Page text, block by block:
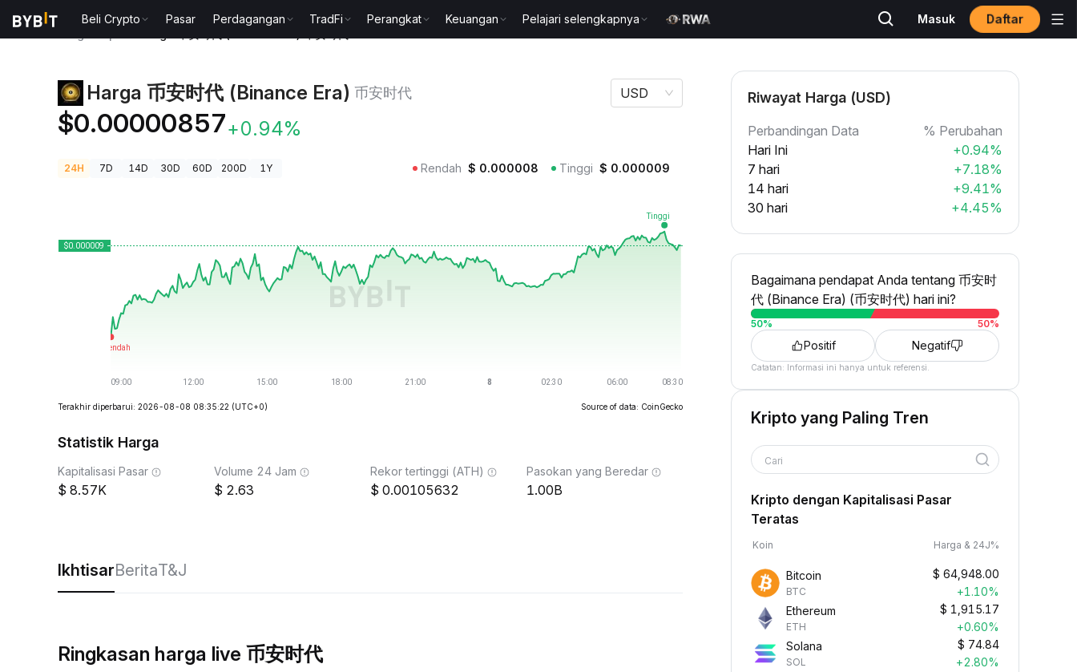
Beli Crypto Pasar Perdagangan TradFi Perangkat Keuangan Pelajari selengkapnya Masuk Daftar
Harga 币安时代 (Binance Era) 币安时代
$0.00000857+0.94%
USD
24H 7D 14D 30D 60D 200D 1Y Rendah $ 0.000008 Tinggi $ 0.000009
Terakhir diperbarui: 2026-08-08 08:35:22 (UTC+0) Source of data: CoinGecko
Statistik Harga
Kapitalisasi Pasar
8.57K
Volume 24 Jam
2.63
Rekor tertinggi (ATH)
0.00105632
Pasokan yang Beredar
1.00B
IkhtisarBeritaT&J
Ringkasan harga live 币安时代
Riwayat Harga (USD)
Perbandingan Data
% Perubahan
Hari Ini
+0.94%
7 hari
+7.18%
14 hari
+9.41%
30 hari
+4.45%
Bagaimana pendapat Anda tentang 币安时
代 (Binance Era) (币安时代) hari ini?
50% 50%
Positif Negatif
Catatan: Informasi ini hanya untuk referensi.
Kripto yang Paling Tren
Cari
Kripto dengan Kapitalisasi Pasar
Teratas
Koin Harga & 24J%
Bitcoin
BTC
$ 64,948.00
+1.10%
Ethereum
ETH
$ 1,915.17
+0.60%
Solana
SOL
$ 74.84
+2.80%